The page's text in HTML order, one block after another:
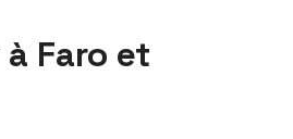
Faro et